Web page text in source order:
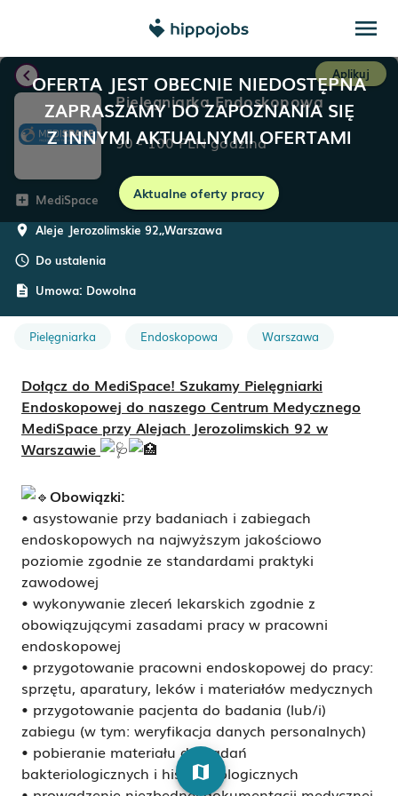
menu
OFERTA JEST OBECNIE NIEDOSTĘPNA
ZAPRASZAMY DO ZAPOZNANIA SIĘ
Z INNYMI AKTUALNYMI OFERTAMI
Aktualne oferty pracy
chevron_left Aplikuj
Pielęgniarka Endoskopowa
90-100PLNgodzina
add_box MediSpace
room Aleje Jerozolimskie 92,,Warszawa
schedule Do ustalenia
description Umowa: Dowolna
Pielęgniarka Endoskopowa Warszawa
Dołącz do MediSpace! Szukamy Pielęgniarki
Endoskopowej do naszego Centrum Medycznego
MediSpace przy Alejach Jerozolimskich 92 w
Warszawie
Obowiązki:
• asystowanie przy badaniach i zabiegach
endoskopowych na najwyższym jakościowo
poziomie zgodnie ze standardami praktyki
zawodowej
• wykonywanie zleceń lekarskich zgodnie z
obowiązującymi zasadami pracy w pracowni
endoskopowej
• przygotowanie pracowni endoskopowej do pracy:
sprzętu, aparatury, leków i materiałów medycznych
• przygotowanie pacjenta do badania (lub/i)
zabiegu (w tym: weryfikacja danych personalnych)
• pobieranie materiału do badań
bakteriologicznych i histopatologicznych
map